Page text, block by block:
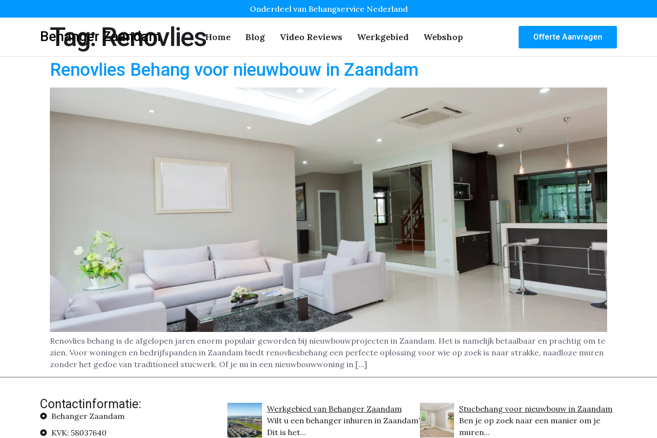
Onderdeel van Behangservice Nederland
Behanger Zaandam Home Blog Video Reviews Werkgebied Webshop Offerte Aanvragen
Tag:Renovlies
Renovlies Behang voor nieuwbouw in Zaandam
Renovlies behang is de afgelopen jaren enorm populair geworden bij nieuwbouwprojecten in Zaandam. Het is namelijk betaalbaar en prachtig om te
zien. Voor woningen en bedrijfspanden in Zaandam biedt renovliesbehang een perfecte oplossing voor wie op zoek is naar strakke, naadloze muren
zonder het gedoe van traditioneel stucwerk. Of je nu in een nieuwbouwwoning in […]
Contactinformatie:
Behanger Zaandam
KVK: 58037640
Werkgebied van Behanger Zaandam
Wilt u een behanger inhuren in Zaandam?
Dit is het...
Stucbehang voor nieuwbouw in Zaandam
Ben je op zoek naar een manier om je
muren...